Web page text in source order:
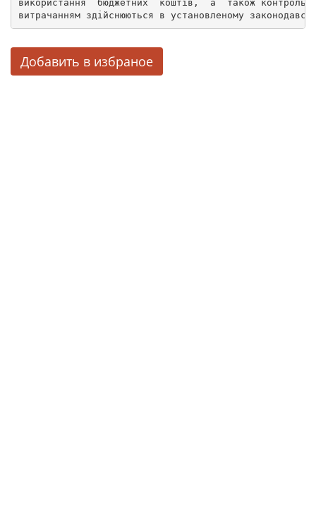
використання  бюджетних  коштів,  а  також контроль
витрачанням здійснюються в установленому
Добавить в избраное